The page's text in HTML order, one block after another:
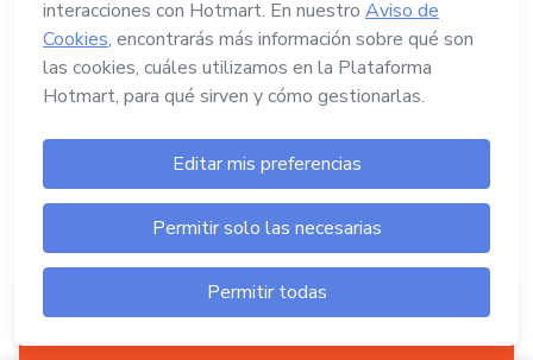
Crear un infoproducto puede parecer abrumador,
pero con una buena planeación operativa todo se
vuelve más sencillo y organizado.
sin invertir.
Crear tu producto digital es tan fácil como
hacer...clic aquí